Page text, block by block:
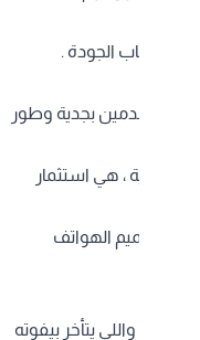
على حساب الجودة .
المستخدمين بجدية وطور
تقنية ، هي استثمار
تصميم الهواتف
ناجح
أحد ، واللي يتأخر بيفوته